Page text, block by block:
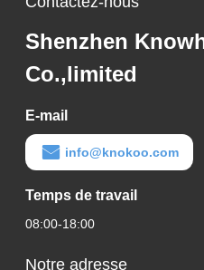
Shenzhen
Co.,limited
E-mail
info@knokoo.com
Temps de travail
08:00-18:00
Notre adresse